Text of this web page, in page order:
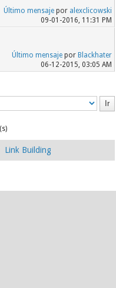
Último mensajepor alexclicowski
09-01-2016, 11:31 PM
Último mensajepor Blackhater
06-12-2015, 03:05 AM
Link Building